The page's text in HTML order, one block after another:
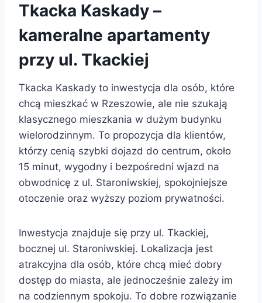
Tkacka Kaskady –
kameralne apartamenty
przy ul. Tkackiej
Tkacka Kaskady to inwestycja dla osób, które
chcą mieszkać w Rzeszowie, ale nie szukają
klasycznego mieszkania w dużym budynku
wielorodzinnym. To propozycja dla klientów,
którzy cenią szybki dojazd do centrum, około
15 minut, wygodny i bezpośredni wjazd na
obwodnicę z ul. Staroniwskiej, spokojniejsze
otoczenie oraz wyższy poziom prywatności.
Inwestycja znajduje się przy ul. Tkackiej,
bocznej ul. Staroniwskiej. Lokalizacja jest
atrakcyjna dla osób, które chcą mieć dobry
dostęp do miasta, ale jednocześnie zależy im
na codziennym spokoju. To dobre rozwiązanie